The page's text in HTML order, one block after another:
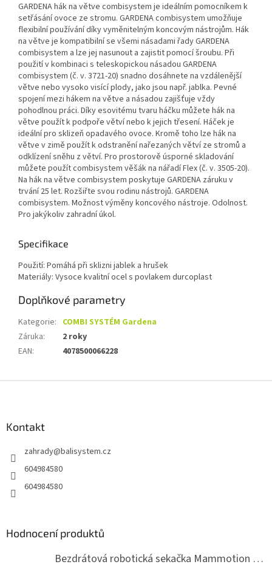
GARDENA hák na větve combisystem je ideálním pomocníkem k
setřásání ovoce ze stromu. GARDENA combisystem umožňuje
flexibilní používání díky vyměnitelným koncovým nástrojům. Hák
na větve je kompatibilní se všemi násadami řady GARDENA
combisystem a lze jej nasunout a zajistit pomocí šroubu. Při
použití v kombinaci s teleskopickou násadou GARDENA
combisystem (č. v. 3721-20) snadno dosáhnete na vzdálenější
větve nebo vysoko visící plody, jako jsou např. jablka. Pevné
spojení mezi hákem na větve a násadou zajišťuje vždy
pohodlnou práci. Díky esovitému tvaru háčku můžete hák na
větve použít k podpoře větví nebo k jejich třesení. Háček je
ideální pro sklizeň opadavého ovoce. Kromě toho lze hák na
větve v zimě použít k odstranění nařezaných větví ze stromů a
odklízení sněhu z větví. Pro prostorově úsporné skladování
můžete použít combisystem věšák na nářadí Flex (č. v. 3505-20).
Na hák na větve combisystem poskytuje GARDENA záruku v
trvání 25 let. Rozšiřte svou rodinu nástrojů. GARDENA
combisystem. Možnost výměny koncového nástroje. Odolnost.
Pro jakýkoliv zahradní úkol.
Specifikace
Použití: Pomáhá při sklizni jablek a hrušek
Materiály: Vysoce kvalitní ocel s povlakem durcoplast
Doplňkové parametry
Kategorie: COMBI SYSTÉM Gardena
Záruka:
2 roky
EAN: 4078500066228
Kontakt
zahrady@balisystem.cz
604984580
604984580
Hodnocení produktů
Bezdrátová robotická sekačka Mammotion LUBA mini 2 1500